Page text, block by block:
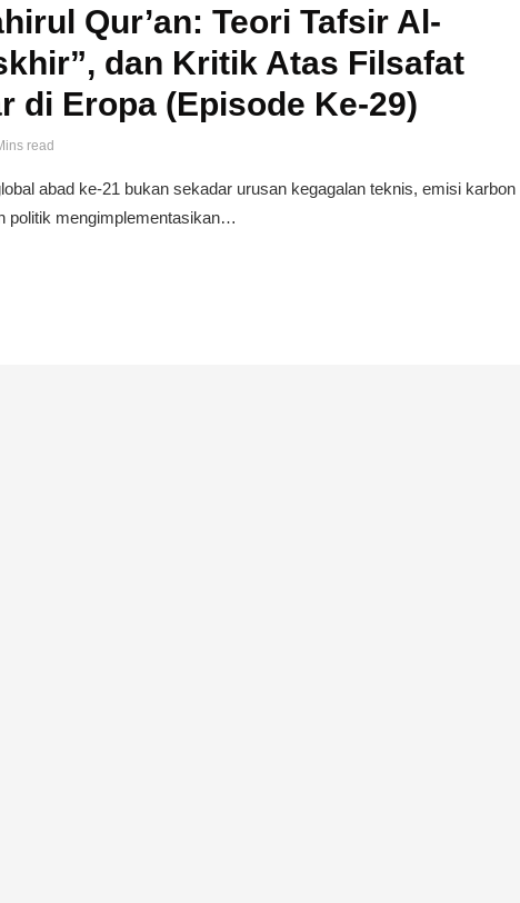
Qur’an: Teori Tafsir Al-
dan Kritik Atas Filsafat
di Eropa (Episode Ke-29)
read
abad ke-21 bukan sekadar urusan kegagalan teknis, emisi karbon
politik mengimplementasikan…